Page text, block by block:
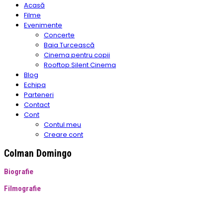
Acasă
Filme
Evenimente
Concerte
Baia Turcească
Cinema pentru copii
Rooftop Silent Cinema
Blog
Echipa
Parteneri
Contact
Cont
Contul meu
Creare cont
Colman Domingo
Biografie
Filmografie